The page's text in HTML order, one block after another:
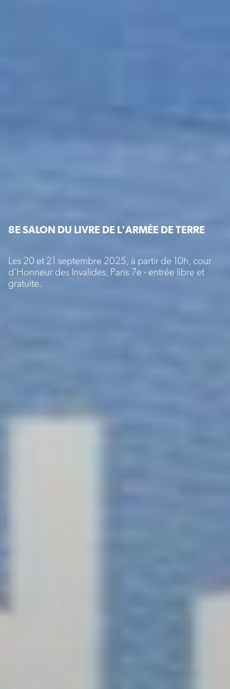
8E SALON DU LIVRE DE L'ARMÉE DE TERRE
Les 20 et 21 septembre 2025, à partir de 10h, cour
d'Honneur des Invalides, Paris 7e - entrée libre et
gratuite.